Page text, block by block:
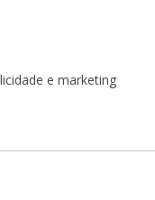
e marketing